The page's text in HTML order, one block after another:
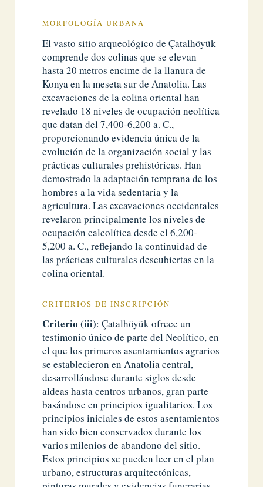
MORFOLOGÍA URBANA
El vasto sitio arqueológico de Çatalhöyük
comprende dos colinas que se elevan
hasta 20 metros encime de la llanura de
Konya en la meseta sur de Anatolia. Las
excavaciones de la colina oriental han
revelado 18 niveles de ocupación neolítica
que datan del 7,400-6,200 a. C.,
proporcionando evidencia única de la
evolución de la organización social y las
prácticas culturales prehistóricas. Han
demostrado la adaptación temprana de los
hombres a la vida sedentaria y la
agricultura. Las excavaciones occidentales
revelaron principalmente los niveles de
ocupación calcolítica desde el 6,200-
5,200 a. C., reflejando la continuidad de
las prácticas culturales descubiertas en la
colina oriental.
CRITERIOS DE INSCRIPCIÓN
Criterio (iii): Çatalhöyük ofrece un
testimonio único de parte del Neolítico, en
el que los primeros asentamientos agrarios
se establecieron en Anatolia central,
desarrollándose durante siglos desde
aldeas hasta centros urbanos, gran parte
basándose ​​en principios igualitarios. Los
principios iniciales de estos asentamientos
han sido bien conservados durante los
varios milenios de abandono del sitio.
Estos principios se pueden leer en el plan
urbano, estructuras arquitectónicas,